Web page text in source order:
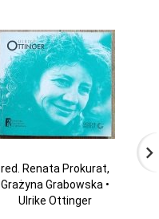
red. Renata Prokurat,
Grażyna Grabowska •
Ulrike Ottinger